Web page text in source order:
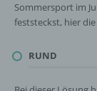
Sommersport im
feststeckst, hier
RUND